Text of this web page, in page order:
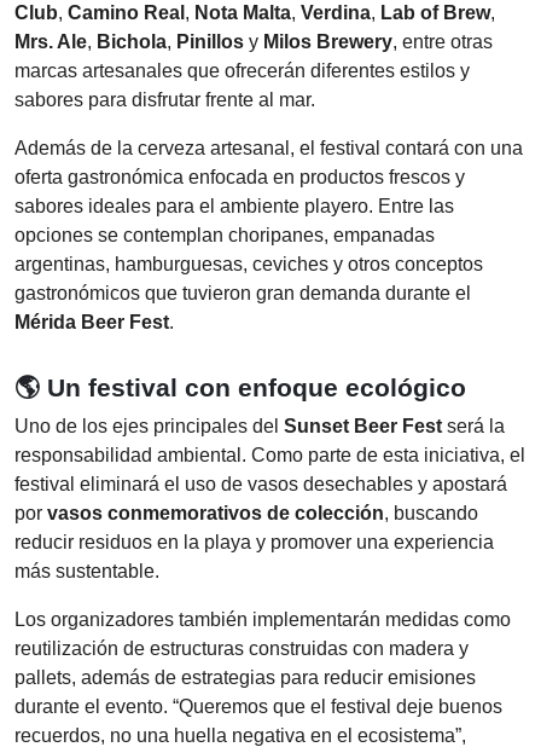
Club, Camino Real , Nota Malta, Verdina, Lab of Brew,
Mrs. Ale, Bichola, Pinillos y Milos Brewery, entre otras
marcas artesanales que ofrecerán diferentes estilos y
sabores para disfrutar frente al mar.
Además de la cerveza artesanal, el festival contará con una
oferta gastronómica enfocada en productos frescos y
sabores ideales para el ambiente playero. Entre las
opciones se contemplan choripanes, empanadas
argentinas, hamburguesas, ceviches y otros conceptos
gastronómicos que tuvieron gran demanda durante el
Mérida Beer Fest.
🌎 Un festival con enfoque ecológico
Uno de los ejes principales del Sunset Beer Fest será la
responsabilidad ambiental. Como parte de esta iniciativa, el
festival eliminará el uso de vasos desechables y apostará
por vasos conmemorativos de colección, buscando
reducir residuos en la playa y promover una experiencia
más sustentable.
Los organizadores también implementarán medidas como
reutilización de estructuras construidas con madera y
pallets, además de estrategias para reducir emisiones
durante el evento. “Queremos que el festival deje buenos
recuerdos, no una huella negativa en el ecosistema”,